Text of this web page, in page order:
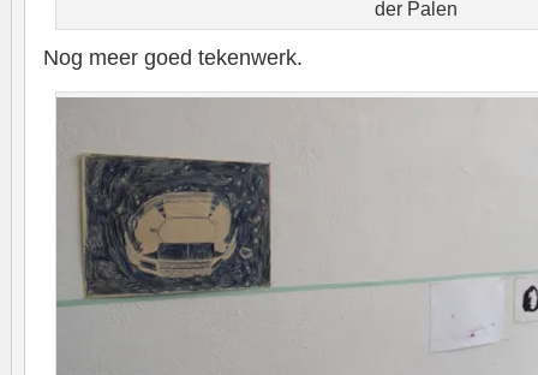
der Palen
Nog meer goed tekenwerk.